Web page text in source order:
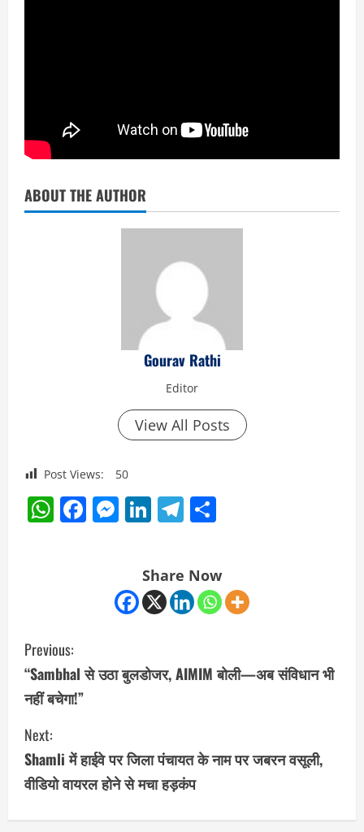
ABOUT THE AUTHOR
Gourav Rathi
Editor
View All Posts
Post Views: 50
WhatsApp
Facebook
Messenger
LinkedIn
Telegram
Share Now
C
o
n
t
i
n
Previous:
“Sambhal से उठा बुलडोजर, AIMIM बोली—अब संविधान भी
नहीं बचेगा!”
Next:
Shamli में हाईवे पर जिला पंचायत के नाम पर जबरन वसूली,
वीडियो वायरल होने से मचा हड़कंप